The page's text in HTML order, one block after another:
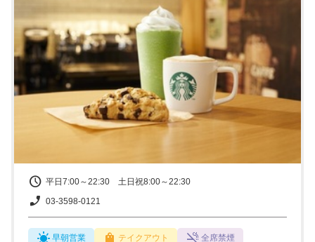
平日7:00～22:30 土日祝8:00～22:30
03-3598-0121
早朝営業 テイクアウト 全席禁煙